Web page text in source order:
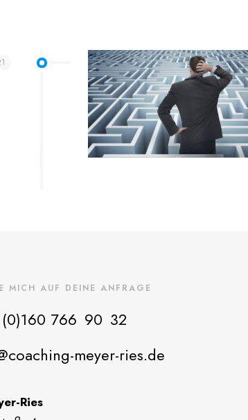
MICH AUF DEINE ANFRAGE
766 90 32
meyer-ries.de
Ries